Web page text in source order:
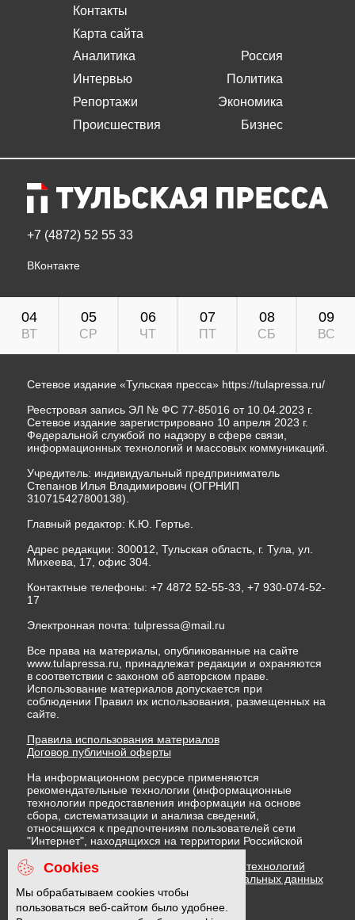
Контакты
Карта сайта
Аналитика
Интервью
Репортажи
Происшествия
Россия
Политика
Экономика
Бизнес
+7 (4872) 52 55 33
ВКонтакте
04
ВТ
05
СР
06
ЧТ
07
ПТ
08
СБ
09
ВС
Сетевое издание «Тульская пресса» https://tulapressa.ru/
Реестровая запись ЭЛ № ФС 77-85016 от 10.04.2023 г.
Сетевое издание зарегистрировано 10 апреля 2023 г.
Федеральной службой по надзору в сфере связи,
информационных технологий и массовых коммуникаций.
Учредитель: индивидуальный предприниматель
Степанов Илья Владимирович (ОГРНИП
310715427800138).
Главный редактор: К.Ю. Гертье.
Адрес редакции: 300012, Тульская область, г. Тула, ул.
Михеева, 17, офис 304.
Контактные телефоны: +7 4872 52-55-33, +7 930-074-52-
17
Электронная почта: tulpressa@mail.ru
Все права на материалы, опубликованные на сайте
www.tulapressa.ru, принадлежат редакции и охраняются
в соответствии с законом об авторском праве.
Использование материалов допускается при
соблюдении Правил их использования, размещенных на
сайте.
Правила использования материалов
Договор публичной оферты
На информационном ресурсе применяются
рекомендательные технологии (информационные
технологии предоставления информации на основе
сбора, систематизации и анализа сведений,
относящихся к предпочтениям пользователей сети
"Интернет", находящихся на территории Российской
Федерации)
Правила применения рекомендательных технологий
Политика в отношении обработки персональных данных
Политика обработки файлов cookie
Cookies
Мы обрабатываем cookies чтобы
пользоваться веб-сайтом было удобнее.